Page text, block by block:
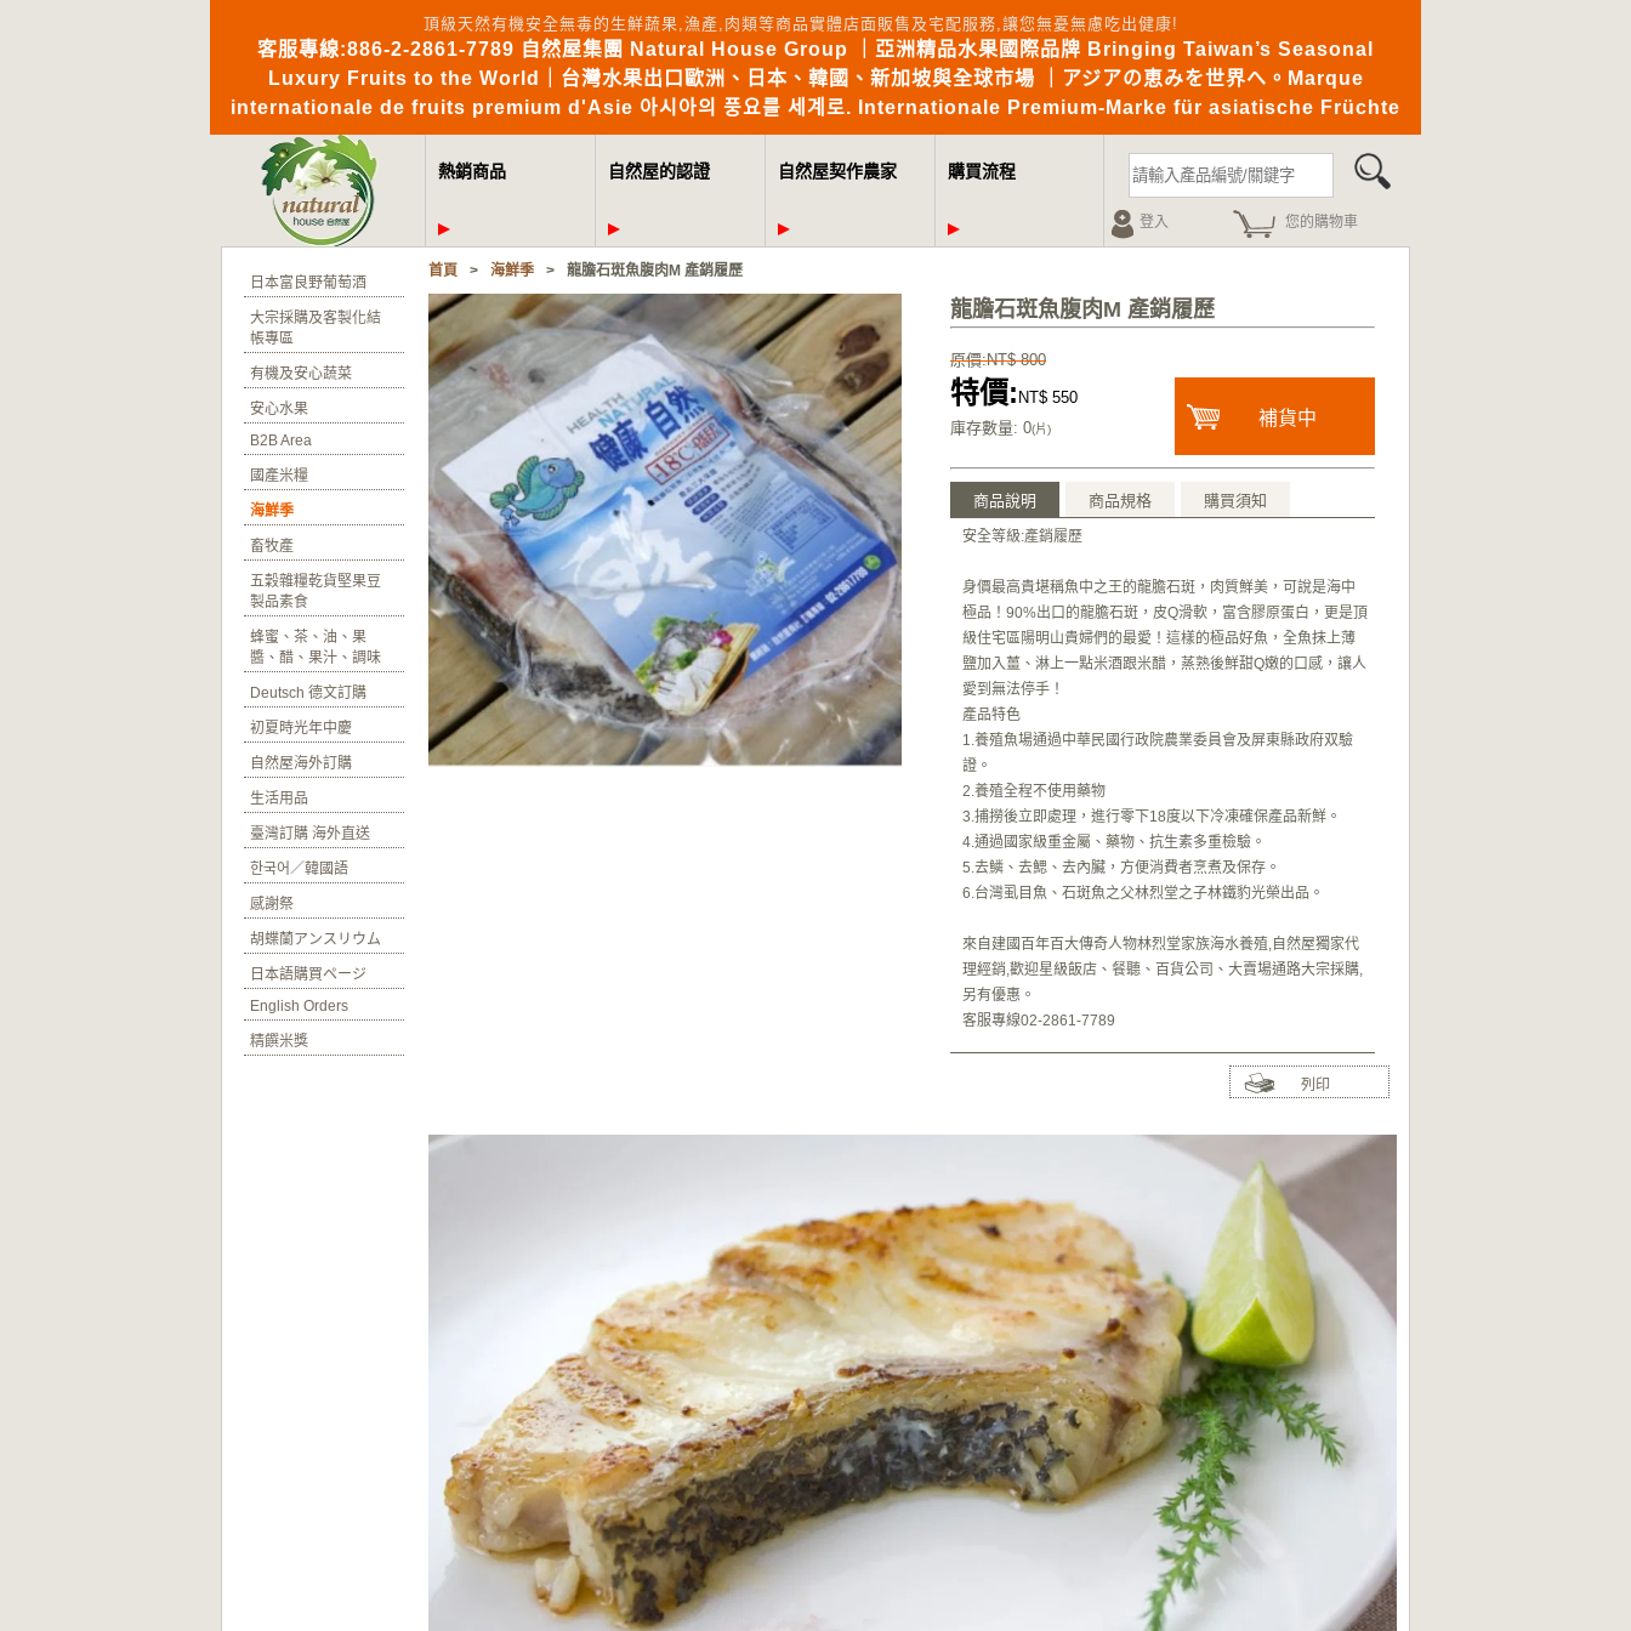
頂級天然有機安全無毒的生鮮蔬果,漁產,肉類等商品實體店面販售及宅配服務,讓您無憂無慮吃出健康!
客服專線:886-2-2861-7789 自然屋集團 Natural House Group ｜亞洲精品水果國際品牌 Bringing Taiwan’s Seasonal
Luxury Fruits to the World｜台灣水果出口歐洲、日本、韓國、新加坡與全球市場 ｜アジアの恵みを世界へ。Marque
internationale de fruits premium d'Asie 아시아의 풍요를 세계로. Internationale Premium-Marke für asiatische Früchte
熱銷商品 自然屋的認證 自然屋契作農家 購買流程
您的購物車
登入
日本富良野葡萄酒
大宗採購及客製化結
帳專區
有機及安心蔬菜
安心水果
B2B Area
國產米糧
海鮮季
畜牧產
五穀雜糧乾貨堅果豆
製品素食
蜂蜜、茶、油、果
醬、醋、果汁、調味
Deutsch 德文訂購
初夏時光年中慶
自然屋海外訂購
生活用品
臺灣訂購 海外直送
한국어／韓國語
感謝祭
胡蝶蘭アンスリウム
日本語購買ページ
English Orders
精饌米獎
首頁 > 海鮮季 > 龍膽石斑魚腹肉M 產銷履歷
龍膽石斑魚腹肉M 產銷履歷
原價:NT$ 800
特價: NT$ 550
庫存數量: 0(片)
補貨中
商品說明 商品規格 購買須知
安全等級:產銷履歷
身價最高貴堪稱魚中之王的龍膽石斑，肉質鮮美，可說是海中
極品！90%出口的龍膽石斑，皮Q滑軟，富含膠原蛋白，更是頂
級住宅區陽明山貴婦們的最愛！這樣的極品好魚，全魚抹上薄
鹽加入薑、淋上一點米酒跟米醋，蒸熟後鮮甜Q嫩的口感，讓人
愛到無法停手！
產品特色
1.養殖魚場通過中華民國行政院農業委員會及屏東縣政府双驗
證。
2.養殖全程不使用藥物
3.捕撈後立即處理，進行零下18度以下冷凍確保產品新鮮。
4.通過國家級重金屬、藥物、抗生素多重檢驗。
5.去鱗、去鰓、去內臟，方便消費者烹煮及保存。
6.台灣虱目魚、石斑魚之父林烈堂之子林鐵豹光榮出品。
來自建國百年百大傳奇人物林烈堂家族海水養殖,自然屋獨家代
理經銷,歡迎星級飯店、餐聽、百貨公司、大賣場通路大宗採購,
另有優惠。
客服專線02-2861-7789
列印